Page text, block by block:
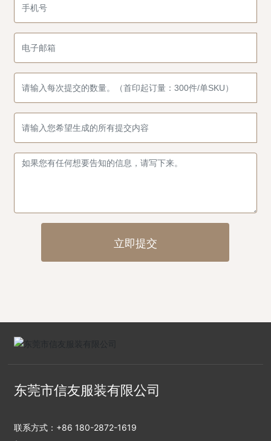
立即提交
东莞市信友服装有限公司
联系方式： +86 180-2872-1619